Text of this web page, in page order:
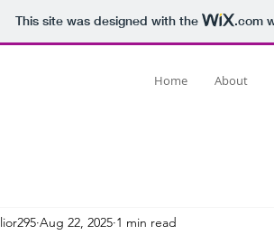
This site was designed with the .com
Home About
lior295 Aug 22, 2025 1 min read